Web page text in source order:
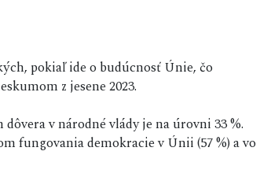
pokiaľ ide o budúcnosť Únie, čo
z jesene 2023.
v národné vlády je na úrovni 33 %.
fungovania demokracie v Únii (57 %) a vo